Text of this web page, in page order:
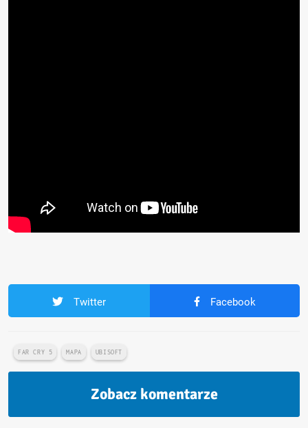
Twitter Facebook
FAR CRY 5 MAPA UBISOFT
Zobacz komentarze